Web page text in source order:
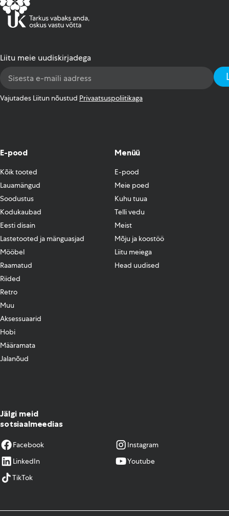
Liitu meie uudiskirjadega
Address
Vajutades Liitun nõustud Privaatsuspoliitikaga
E-pood
Kõik tooted
Lauamängud
Soodustus
Kodukaubad
Eesti disain
Lastetooted ja mänguasjad
Mööbel
Raamatud
Riided
Retro
Muu
Aksessuaarid
Hobi
Määramata
Jalanõud
Menüü
E-pood
Meie poed
Kuhu tuua
Telli vedu
Meist
Mõju ja koostöö
Liitu meiega
Head uudised
Jälgi meid
sotsiaalmeedias
Facebook
Instagram
LinkedIn
Youtube
TikTok